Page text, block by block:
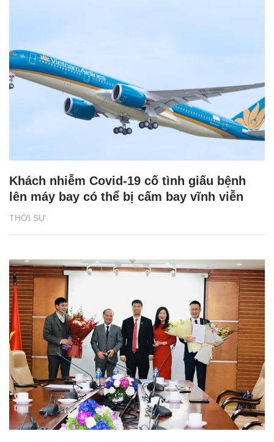
THỜI SỰ
Khách nhiễm Covid-19 cố tình giấu bệnh
lên máy bay có thể bị cấm bay vĩnh viễn